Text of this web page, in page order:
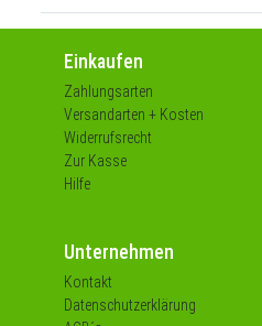
Einkaufen
Zahlungsarten
Versandarten + Kosten
Widerrufsrecht
Zur Kasse
Hilfe
Unternehmen
Kontakt
Datenschutzerklärung